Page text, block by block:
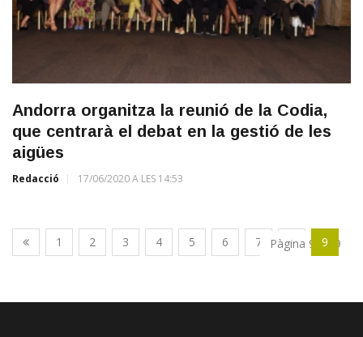
Andorra organitza la reunió de la Codia,
que centrarà el debat en la gestió de les
aigües
Redacció 17/06/2020 A LES 14:53
1 2 3 4 5 6 7 8 9
Pàgina 9 de 9